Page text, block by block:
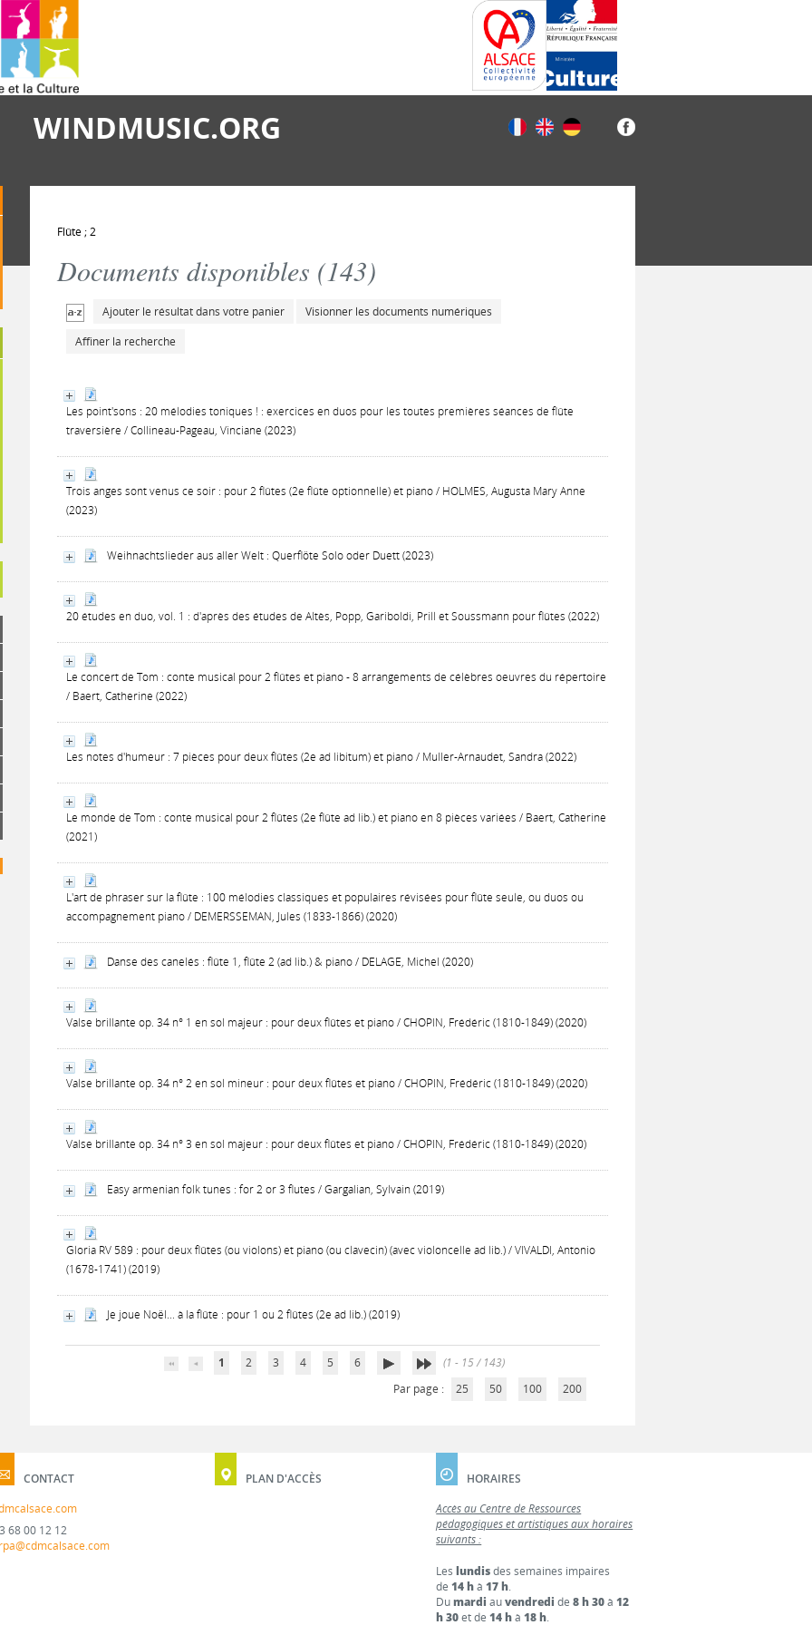
WINDMUSIC.ORG
Flûte ; 2
Documents disponibles (143)
Ajouter le résultat dans votre panier
Visionner les documents numériques
Affiner la recherche
Les point'sons : 20 mélodies toniques ! : exercices en duos pour les toutes premières séances de flûte
traversière / Collineau-Pageau, Vinciane (2023)
Trois anges sont venus ce soir : pour 2 flûtes (2e flûte optionnelle) et piano / HOLMES, Augusta Mary Anne
(2023)
Weihnachtslieder aus aller Welt : Querflöte Solo oder Duett (2023)
20 études en duo, vol. 1 : d'après des études de Altès, Popp, Gariboldi, Prill et Soussmann pour flûtes (2022)
Le concert de Tom : conte musical pour 2 flûtes et piano - 8 arrangements de célèbres oeuvres du répertoire
/ Baert, Catherine (2022)
Les notes d'humeur : 7 pièces pour deux flûtes (2e ad libitum) et piano / Muller-Arnaudet, Sandra (2022)
Le monde de Tom : conte musical pour 2 flûtes (2e flûte ad lib.) et piano en 8 pièces variées / Baert, Catherine
(2021)
L'art de phraser sur la flûte : 100 mélodies classiques et populaires révisées pour flûte seule, ou duos ou
accompagnement piano / DEMERSSEMAN, Jules (1833-1866) (2020)
Danse des canelés : flûte 1, flûte 2 (ad lib.) & piano / DELAGE, Michel (2020)
Valse brillante op. 34 n° 1 en sol majeur : pour deux flûtes et piano / CHOPIN, Frédéric (1810-1849) (2020)
Valse brillante op. 34 n° 2 en sol mineur : pour deux flûtes et piano / CHOPIN, Frédéric (1810-1849) (2020)
Valse brillante op. 34 n° 3 en sol majeur : pour deux flûtes et piano / CHOPIN, Frédéric (1810-1849) (2020)
Easy armenian folk tunes : for 2 or 3 flutes / Gargalian, Sylvain (2019)
Gloria RV 589 : pour deux flûtes (ou violons) et piano (ou clavecin) (avec violoncelle ad lib.) / VIVALDI, Antonio
(1678-1741) (2019)
Je joue Noël... à la flûte : pour 1 ou 2 flûtes (2e ad lib.) (2019)
1 2 3 4 5 6
(1 - 15 / 143)
Par page :
25 50 100 200
CONTACT
68 00 12 12
PLAN D'ACCÈS
HORAIRES
Accès au Centre de Ressources
pédagogiques et artistiques aux horaires
suivants :
Leslundisdes semaines impaires
de14 hà17 h.
Dumardi auvendredi de8 h 30à12
h 30et de14 hà18 h.